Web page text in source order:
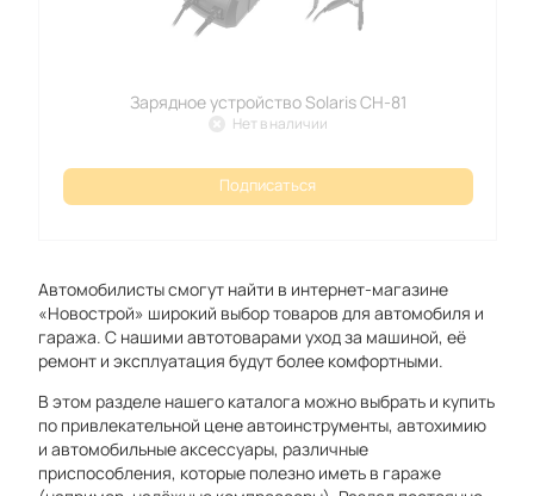
Зарядное устройство Solaris CH-81
Нет в наличии
Подписаться
Автомобилисты смогут найти в интернет-магазине
«Новострой» широкий выбор товаров для автомобиля и
гаража. С нашими автотоварами уход за машиной, её
ремонт и эксплуатация будут более комфортными.
В этом разделе нашего каталога можно выбрать и купить
по привлекательной цене автоинструменты, автохимию
и автомобильные аксессуары, различные
приспособления, которые полезно иметь в гараже